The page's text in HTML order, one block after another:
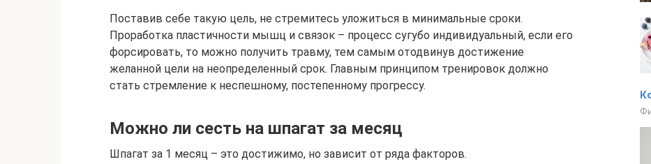
Поставив себе такую цель, не стремитесь уложиться в минимальные сроки.
Проработка пластичности мышц и связок – процесс сугубо индивидуальный, если его
форсировать, то можно получить травму, тем самым отодвинув достижение
желанной цели на неопределенный срок. Главным принципом тренировок должно
стать стремление к неспешному, постепенному прогрессу.
Можно ли сесть на шпагат за месяц
Шпагат за 1 месяц – это достижимо, но зависит от ряда факторов.